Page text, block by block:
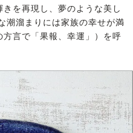
を再現し、夢のような美し
潮溜まりには家族の幸せが満
言で「果報、幸運」）を呼